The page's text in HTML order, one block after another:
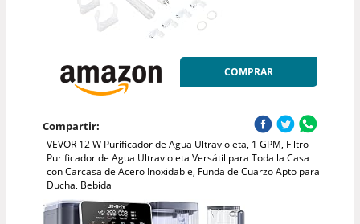
COMPRAR
Compartir:
VEVOR 12 W Purificador de Agua Ultravioleta, 1 GPM, Filtro
Purificador de Agua Ultravioleta Versátil para Toda la Casa
con Carcasa de Acero Inoxidable, Funda de Cuarzo Apto para
Ducha, Bebida